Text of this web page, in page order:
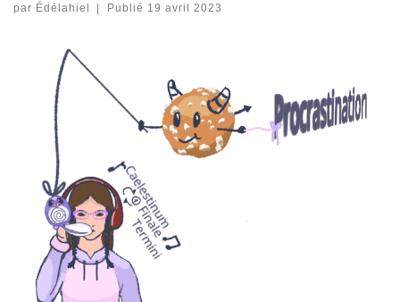
par Édélahiel | Publié 19 avril 2023